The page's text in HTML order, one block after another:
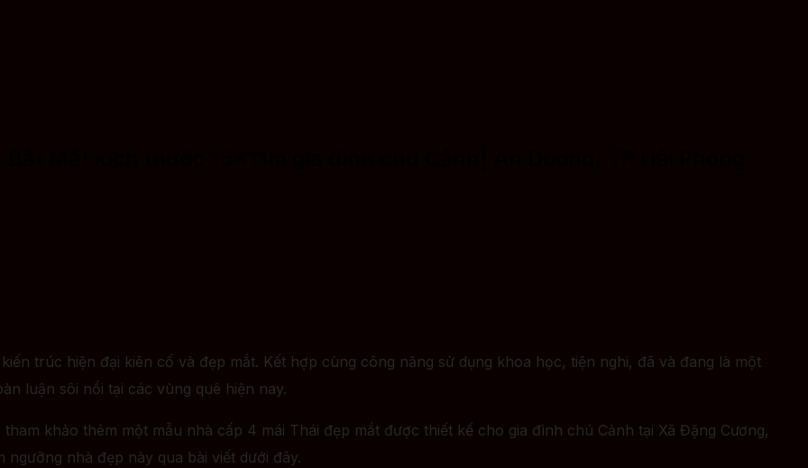
trúc hiện đại kiên cố và đẹp mắt. Kết hợp cùng công năng sử dụng khoa học, tiện nghi, đã và đang là một
luận sôi nổi tại các vùng quê hiện nay.
khảo thêm một mẫu nhà cấp 4 mái Thái đẹp mắt được thiết kế cho gia đình chú Cảnh tại Xã Đặng Cương,
nhà đẹp này qua bài viết dưới đây.